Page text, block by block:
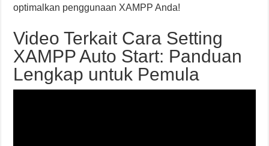
optimalkan penggunaan XAMPP Anda!
Video Terkait Cara Setting
XAMPP Auto Start: Panduan
Lengkap untuk Pemula